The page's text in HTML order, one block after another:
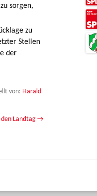
sorgen,
zu
Stellen
der
von: Harald
den Landtag →